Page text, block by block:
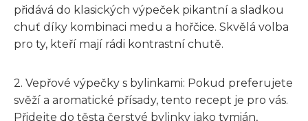
přidává do klasických výpeček pikantní a sladkou
chuť díky kombinaci medu a hořčice. Skvělá volba
pro ty, kteří mají rádi kontrastní chutě.
2. Vepřové výpečky s bylinkami: Pokud preferujete
svěží a aromatické přísady, tento recept je pro vás.
Přidejte do těsta čerstvé bylinky jako tymián,